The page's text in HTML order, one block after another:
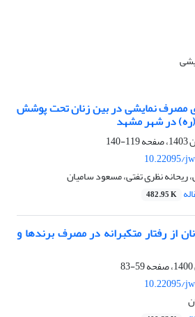
ی مصرف نمایشی در بین زنان تحت پوشش
در شهر مشهد
119-140
10.22095/
نظری تفتی، مسعود سامیان
482.95 K
از رفتار متکبرانه در مصرف برندها و
59-83
10.22095/